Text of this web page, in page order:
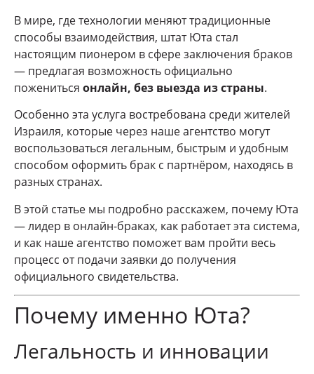
В мире, где технологии меняют традиционные
способы взаимодействия, штат Юта стал
настоящим пионером в сфере заключения браков
— предлагая возможность официально
пожениться онлайн, без выезда из страны.
Особенно эта услуга востребована среди жителей
Израиля, которые через наше агентство могут
воспользоваться легальным, быстрым и удобным
способом оформить брак с партнёром, находясь в
разных странах.
В этой статье мы подробно расскажем, почему Юта
— лидер в онлайн-браках, как работает эта система,
и как наше агентство поможет вам пройти весь
процесс от подачи заявки до получения
официального свидетельства.
Почему именно Юта?
Легальность и инновации